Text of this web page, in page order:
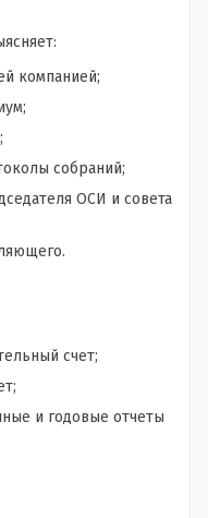
компанией;
собраний;
ОСИ и совета
счет;
и годовые отчеты